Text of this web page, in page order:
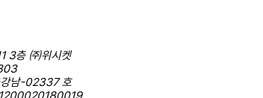
3층 ㈜위시켓
강남-02337 호